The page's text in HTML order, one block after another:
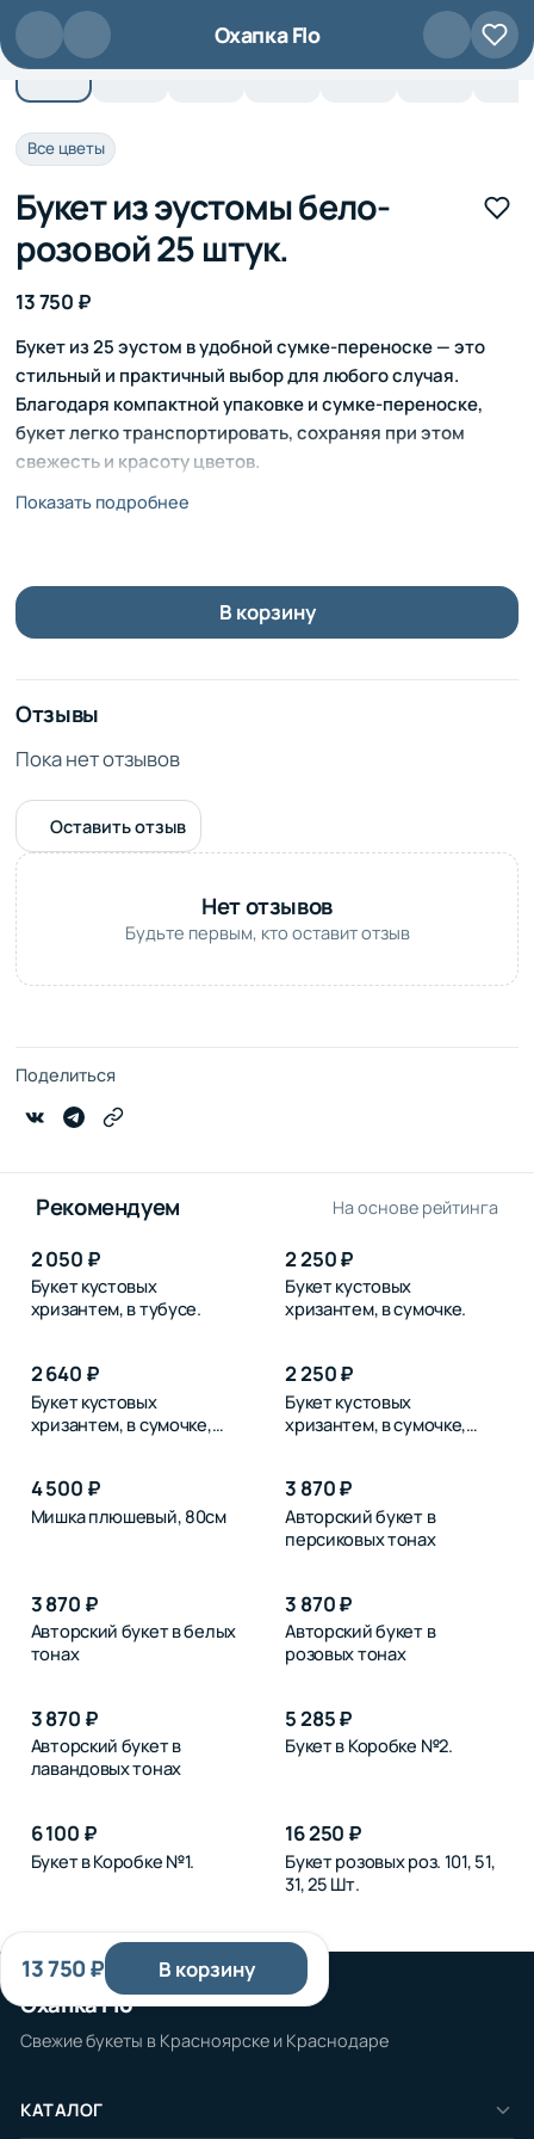
Перейти к основному содержанию
Охапка Flo
Все цветы
Букет из эустомы бело-
розовой 25 штук.
13 750 ₽
Букет из 25 эустом в удобной сумке-переноске — это
стильный и практичный выбор для любого случая.
Благодаря компактной упаковке и сумке-переноске,
букет легко транспортировать, сохраняя при этом
свежесть и красоту цветов.
Этот букет станет прекрасным подарком для любого
получателя, выражая вашу заботу и внимание.
Показать подробнее
В корзину
Отзывы
Пока нет отзывов
Оставить отзыв
Нет отзывов
Будьте первым, кто оставит отзыв
Поделиться
Рекомендуем На основе рейтинга
2 050 ₽
Букет кустовых
хризантем, в тубусе.
2 250 ₽
Букет кустовых
хризантем, в сумочке.
2 640 ₽
Букет кустовых
хризантем, в сумочке,
2 250 ₽
Букет кустовых
хризантем, в сумочке,
4 500 ₽
Мишка плюшевый, 80см
3 870 ₽
Авторский букет в
персиковых тонах
3 870 ₽
Авторский букет в белых
тонах
3 870 ₽
Авторский букет в
розовых тонах
3 870 ₽
Авторский букет в
лавандовых тонах
5 285 ₽
Букет в Коробке №2.
6 100 ₽
Букет в Коробке №1.
16 250 ₽
Букет розовых роз. 101, 51,
31, 25 Шт.
13 750 ₽ В корзину
Охапка Flo
Свежие букеты в Красноярске и Краснодаре
КАТАЛОГ